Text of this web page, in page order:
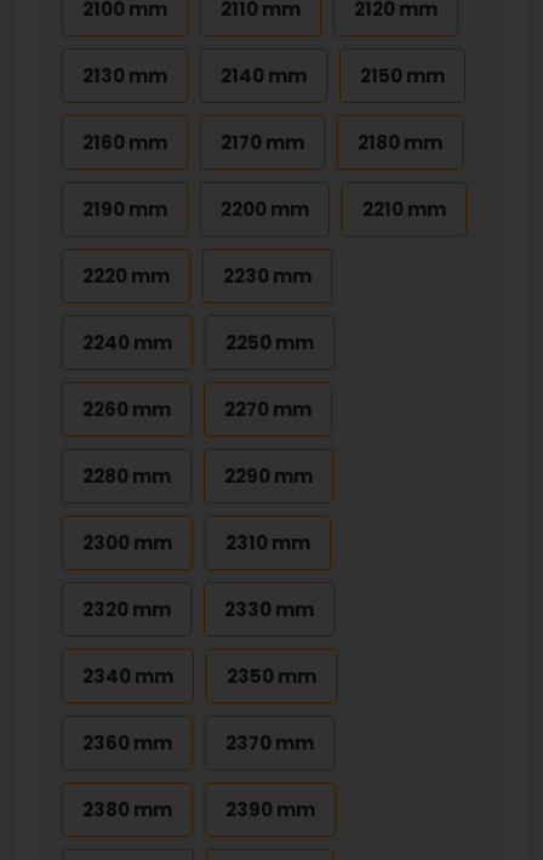
2100 mm 2110 mm 2120 mm
2130 mm 2140 mm 2150 mm
2160 mm 2170 mm 2180 mm
2190 mm 2200 mm 2210 mm
2220 mm 2230 mm
2240 mm 2250 mm
2260 mm 2270 mm
2280 mm 2290 mm
2300 mm 2310 mm
2320 mm 2330 mm
2340 mm 2350 mm
2360 mm 2370 mm
2380 mm 2390 mm